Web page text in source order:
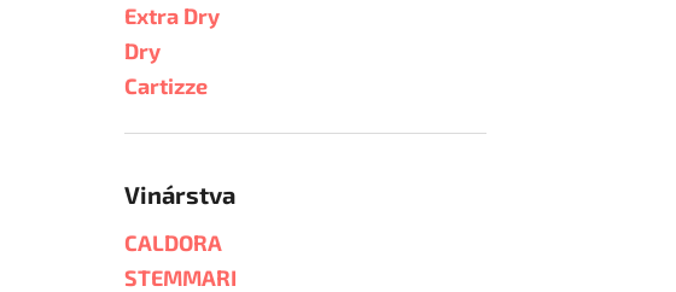
Extra Dry
Dry
Cartizze
Vinárstva
CALDORA
STEMMARI